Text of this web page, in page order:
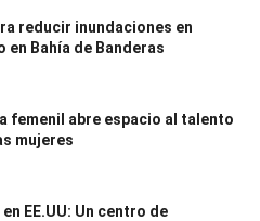
reducir inundaciones en
en Bahía de Banderas
femenil abre espacio al talento
mujeres
EE.UU: Un centro de